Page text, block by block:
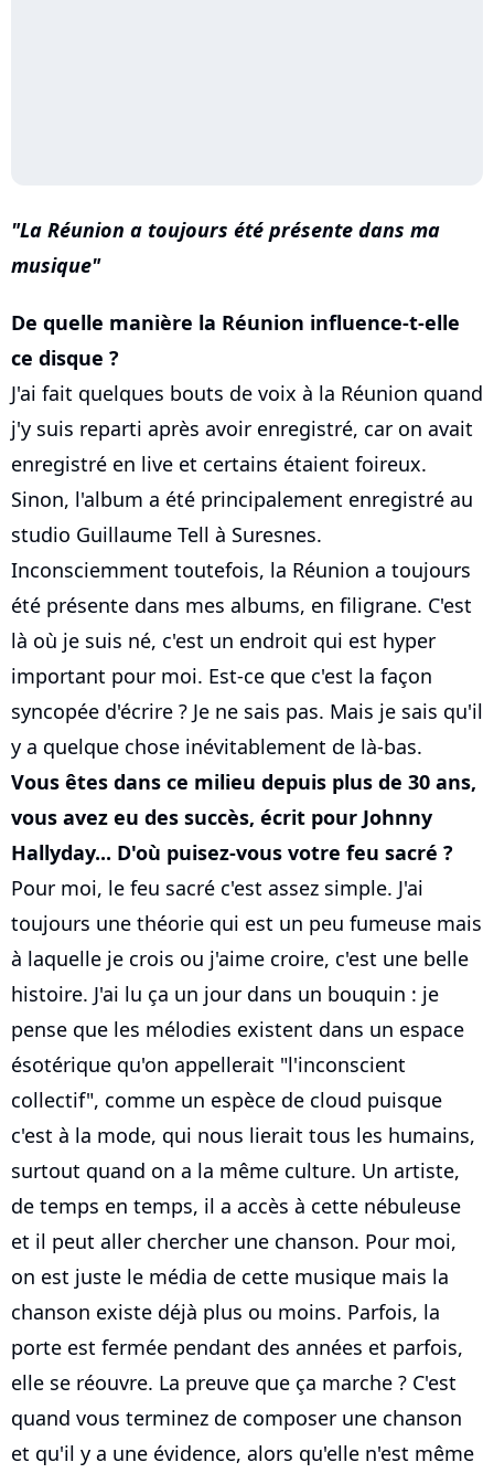
La Réunion a toujours été présente dans ma
musique
De quelle manière la Réunion influence-t-elle
ce disque ?
J'ai fait quelques bouts de voix à la Réunion quand
j'y suis reparti après avoir enregistré, car on avait
enregistré en live et certains étaient foireux.
Sinon, l'album a été principalement enregistré au
studio Guillaume Tell à Suresnes.
Inconsciemment toutefois, la Réunion a toujours
été présente dans mes albums, en filigrane. C'est
là où je suis né, c'est un endroit qui est hyper
important pour moi. Est-ce que c'est la façon
syncopée d'écrire ? Je ne sais pas. Mais je sais qu'il
y a quelque chose inévitablement de là-bas.
Vous êtes dans ce milieu depuis plus de 30 ans,
vous avez eu des succès, écrit pour Johnny
Hallyday... D'où puisez-vous votre feu sacré ?
Pour moi, le feu sacré c'est assez simple. J'ai
toujours une théorie qui est un peu fumeuse mais
à laquelle je crois ou j'aime croire, c'est une belle
histoire. J'ai lu ça un jour dans un bouquin : je
pense que les mélodies existent dans un espace
ésotérique qu'on appellerait "l'inconscient
collectif", comme un espèce de cloud puisque
c'est à la mode, qui nous lierait tous les humains,
surtout quand on a la même culture. Un artiste,
de temps en temps, il a accès à cette nébuleuse
et il peut aller chercher une chanson. Pour moi,
on est juste le média de cette musique mais la
chanson existe déjà plus ou moins. Parfois, la
porte est fermée pendant des années et parfois,
elle se réouvre. La preuve que ça marche ? C'est
quand vous terminez de composer une chanson
et qu'il y a une évidence, alors qu'elle n'est même